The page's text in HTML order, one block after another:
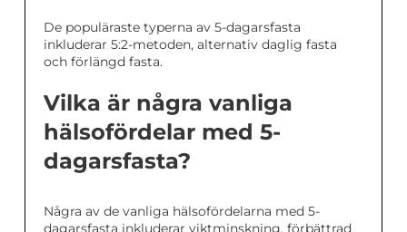
De populäraste typerna av 5-dagarsfasta
inkluderar 5:2-metoden, alternativ daglig fasta
och förlängd fasta.
Vilka är några vanliga
hälsofördelar med 5-
dagarsfasta?
Några av de vanliga hälsofördelarna med 5-
dagarsfasta inkluderar viktminskning, förbättrad